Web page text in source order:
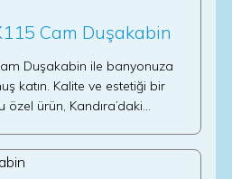
Cam Duşakabin
Duşakabin ile banyonuza
katın. Kalite ve estetiği bir
ürün, Kandıra’daki…